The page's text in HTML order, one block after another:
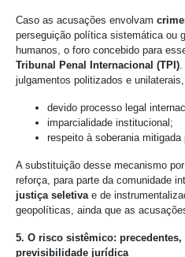
Caso as acusações envolvam
perseguição política sistemática ou
humanos, o foro concebido para
Tribunal Penal Internacional (TPI).
julgamentos politizados e
devido processo legal
imparcialidade institucional;
respeito à soberania
A substituição desse mecanismo
reforça, para parte da comunidade
justiça seletivae de
geopolíticas, ainda que as
5. O risco sistêmico:
previsibilidade jurídica